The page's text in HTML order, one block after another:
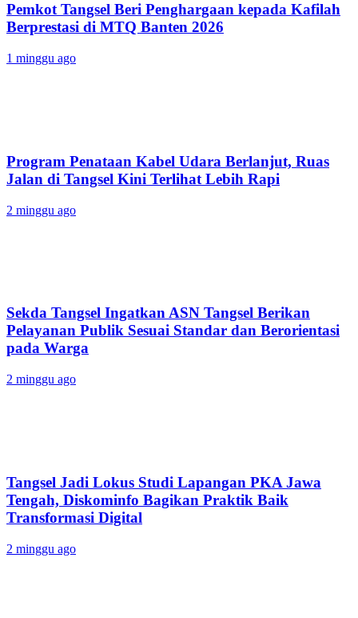
Pemkot Tangsel Beri Penghargaan kepada Kafilah
Berprestasi di MTQ Banten 2026
1 minggu ago
Program Penataan Kabel Udara Berlanjut, Ruas
Jalan di Tangsel Kini Terlihat Lebih Rapi
2 minggu ago
Sekda Tangsel Ingatkan ASN Tangsel Berikan
Pelayanan Publik Sesuai Standar dan Berorientasi
pada Warga
2 minggu ago
Tangsel Jadi Lokus Studi Lapangan PKA Jawa
Tengah, Diskominfo Bagikan Praktik Baik
Transformasi Digital
2 minggu ago